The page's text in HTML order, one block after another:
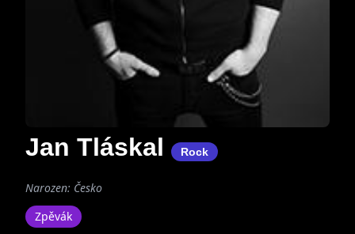
Jan Tláskal Rock
Narozen: Česko
Zpěvák